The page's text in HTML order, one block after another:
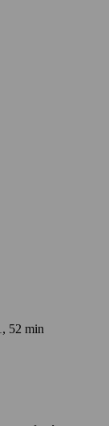
52 min